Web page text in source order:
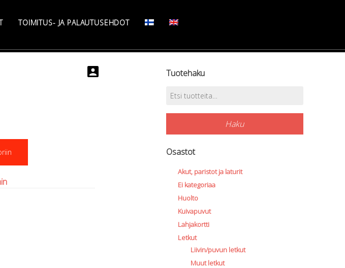
TOIMITUS- JA PALAUTUSEHDOT
Tuotehaku
Etsi:
Haku
Osastot
Akut, paristot ja laturit
Ei kategoriaa
Huolto
Kuivapuvut
Lahjakortti
Letkut
Liivin/puvun letkut
Muut letkut